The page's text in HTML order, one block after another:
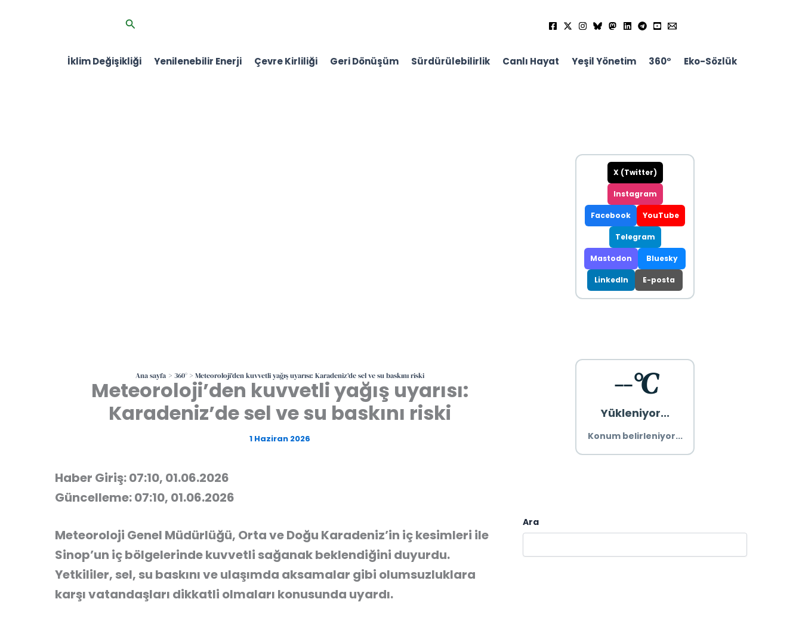
Arama
İklim Değişikliği Yenilenebilir Enerji Çevre Kirliliği Geri Dönüşüm Sürdürülebilirlik Canlı Hayat Yeşil Yönetim 360° Eko-Sözlük
Ana sayfa 360° Meteoroloji’den kuvvetli yağış uyarısı: Karadeniz’de sel ve su baskını riski
Meteoroloji’den kuvvetli yağış uyarısı:
Karadeniz’de sel ve su baskını riski
1 Haziran 2026
Haber Giriş: 07:10, 01.06.2026
Güncelleme: 07:10, 01.06.2026
Meteoroloji Genel Müdürlüğü, Orta ve Doğu Karadeniz’in iç kesimleri ile
Sinop’un iç bölgelerinde kuvvetli sağanak beklendiğini duyurdu.
Yetkililer, sel, su baskını ve ulaşımda aksamalar gibi olumsuzluklara
karşı vatandaşları dikkatli olmaları konusunda uyardı.
X (Twitter)
Instagram
Facebook YouTube
Telegram
Mastodon Bluesky
LinkedIn E-posta
--°C
Yükleniyor...
Konum belirleniyor...
Ara